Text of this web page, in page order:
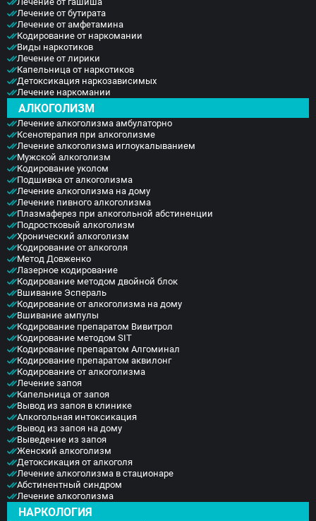
Лечение от бутирата
Лечение от амфетамина
Кодирование от наркомании
Виды наркотиков
Лечение от лирики
Капельница от наркотиков
Детоксикация наркозависимых
Лечение наркомании
АЛКОГОЛИЗМ
Лечение алкоголизма амбулаторно
Ксенотерапия при алкоголизме
Лечение алкоголизма иглоукалыванием
Мужской алкоголизм
Кодирование уколом
Подшивка от алкоголизма
Лечение алкоголизма на дому
Лечение пивного алкоголизма
Плазмаферез при алкогольной абстиненции
Подростковый алкоголизм
Хронический алкоголизм
Кодирование от алкоголя
Метод Довженко
Лазерное кодирование
Кодирование методом двойной блок
Вшивание Эспераль
Кодирование от алкоголизма на дому
Вшивание ампулы
Кодирование препаратом Вивитрол
Кодирование методом SIT
Кодирование препаратом Алгоминал
Кодирование препаратом аквилонг
Кодирование от алкоголизма
Лечение запоя
Капельница от запоя
Вывод из запоя в клинике
Алкогольная интоксикация
Вывод из запоя на дому
Выведение из запоя
Женский алкоголизм
Детоксикация от алкоголя
Лечение алкоголизма в стационаре
Абстинентный синдром
Лечение алкоголизма
НАРКОЛОГИЯ